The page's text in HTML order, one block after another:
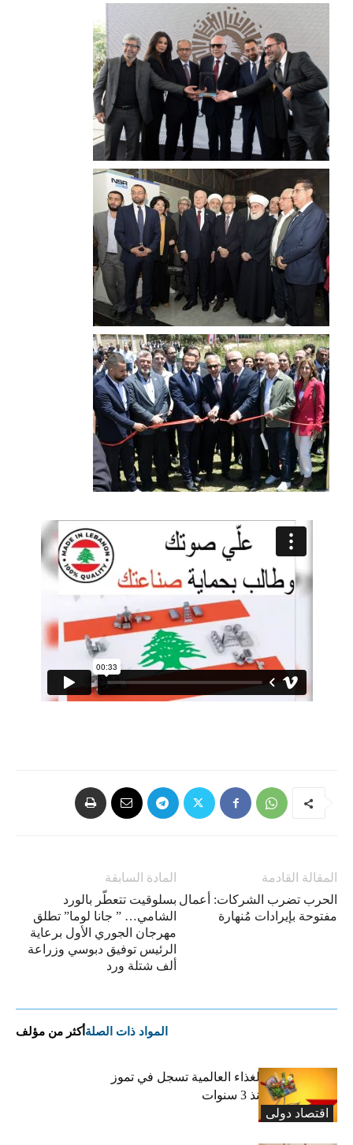
المادة السابقة
بسلوقيت تتعطّر بالورد
الشامي… ” جانا لوما” تطلق
مهرجان الجوري الأول برعاية
الرئيس توفيق دبوسي وزراعة
ألف شتلة ورد
المقالة القادمة
الحرب تضرب الشركات: أعمال
مفتوحة بإيرادات مُنهارة
المواد ذات الصلة أكثر من مؤلف
اقتصاد دولی
“الفاو”: أسعار الغذاء العالمية تسجل في تموز
أعلى مستوى منذ 3 سنوات